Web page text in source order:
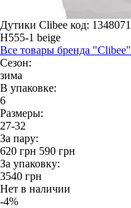
Дутики Clibee код: 1348071
H555-1 beige
Все товары бренда "Clibee"
Сезон:
зима
В упаковке:
6
Размеры:
27-32
За пару:
620 грн 590 грн
За упаковку:
3540 грн
Нет в наличии
-4%